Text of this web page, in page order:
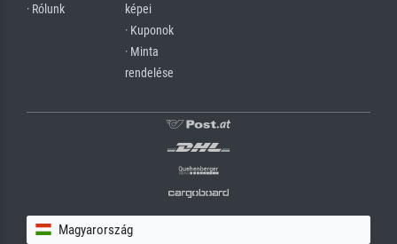
· Rólunk
képei
· Kuponok
· Minta
rendelése
Magyarország